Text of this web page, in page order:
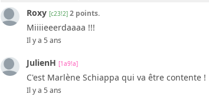
Roxy [c23!2] 2 points.
Miiiieeerdaaaa !!!
Il y a 5 ans
JulienH [1a9!a]
C'est Marlène Schiappa qui va être contente !
Il y a 5 ans